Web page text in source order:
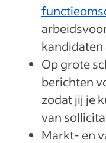
kandidaten
Op grote
berichten
zodat jij je
van
Markt- en